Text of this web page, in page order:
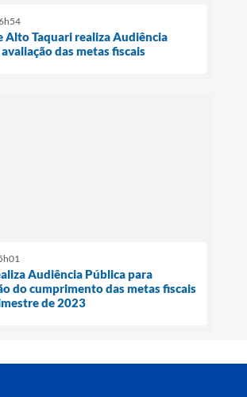
Alto Taquari realiza Audiência
das metas fiscais
Audiência Pública para
do cumprimento das metas fiscais
de 2023